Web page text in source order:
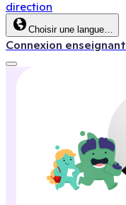
direction
Choisir une langue…
Connexion enseignant